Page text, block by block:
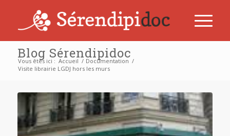
Blog Sérendipidoc
Vous êtes ici : Accueil / Documentation /
Visite librairie LGDJ hors les murs